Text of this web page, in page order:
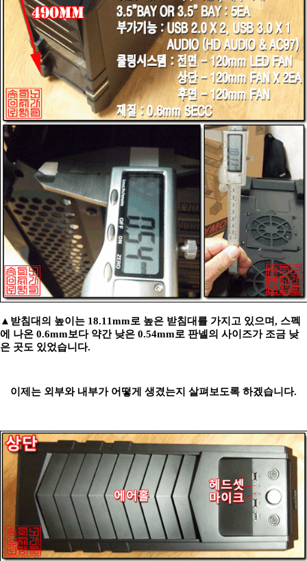
▲받침대의 높이는 18.11mm로 높은 받침대를 가지고 있으며, 스펙
에 나온 0.6mm보다 약간 낮은 0.54mm로 판넬의 사이즈가 조금 낮
은 곳도 있었습니다.
이제는 외부와 내부가 어떻게 생겼는지 살펴보도록 하겠습니다.